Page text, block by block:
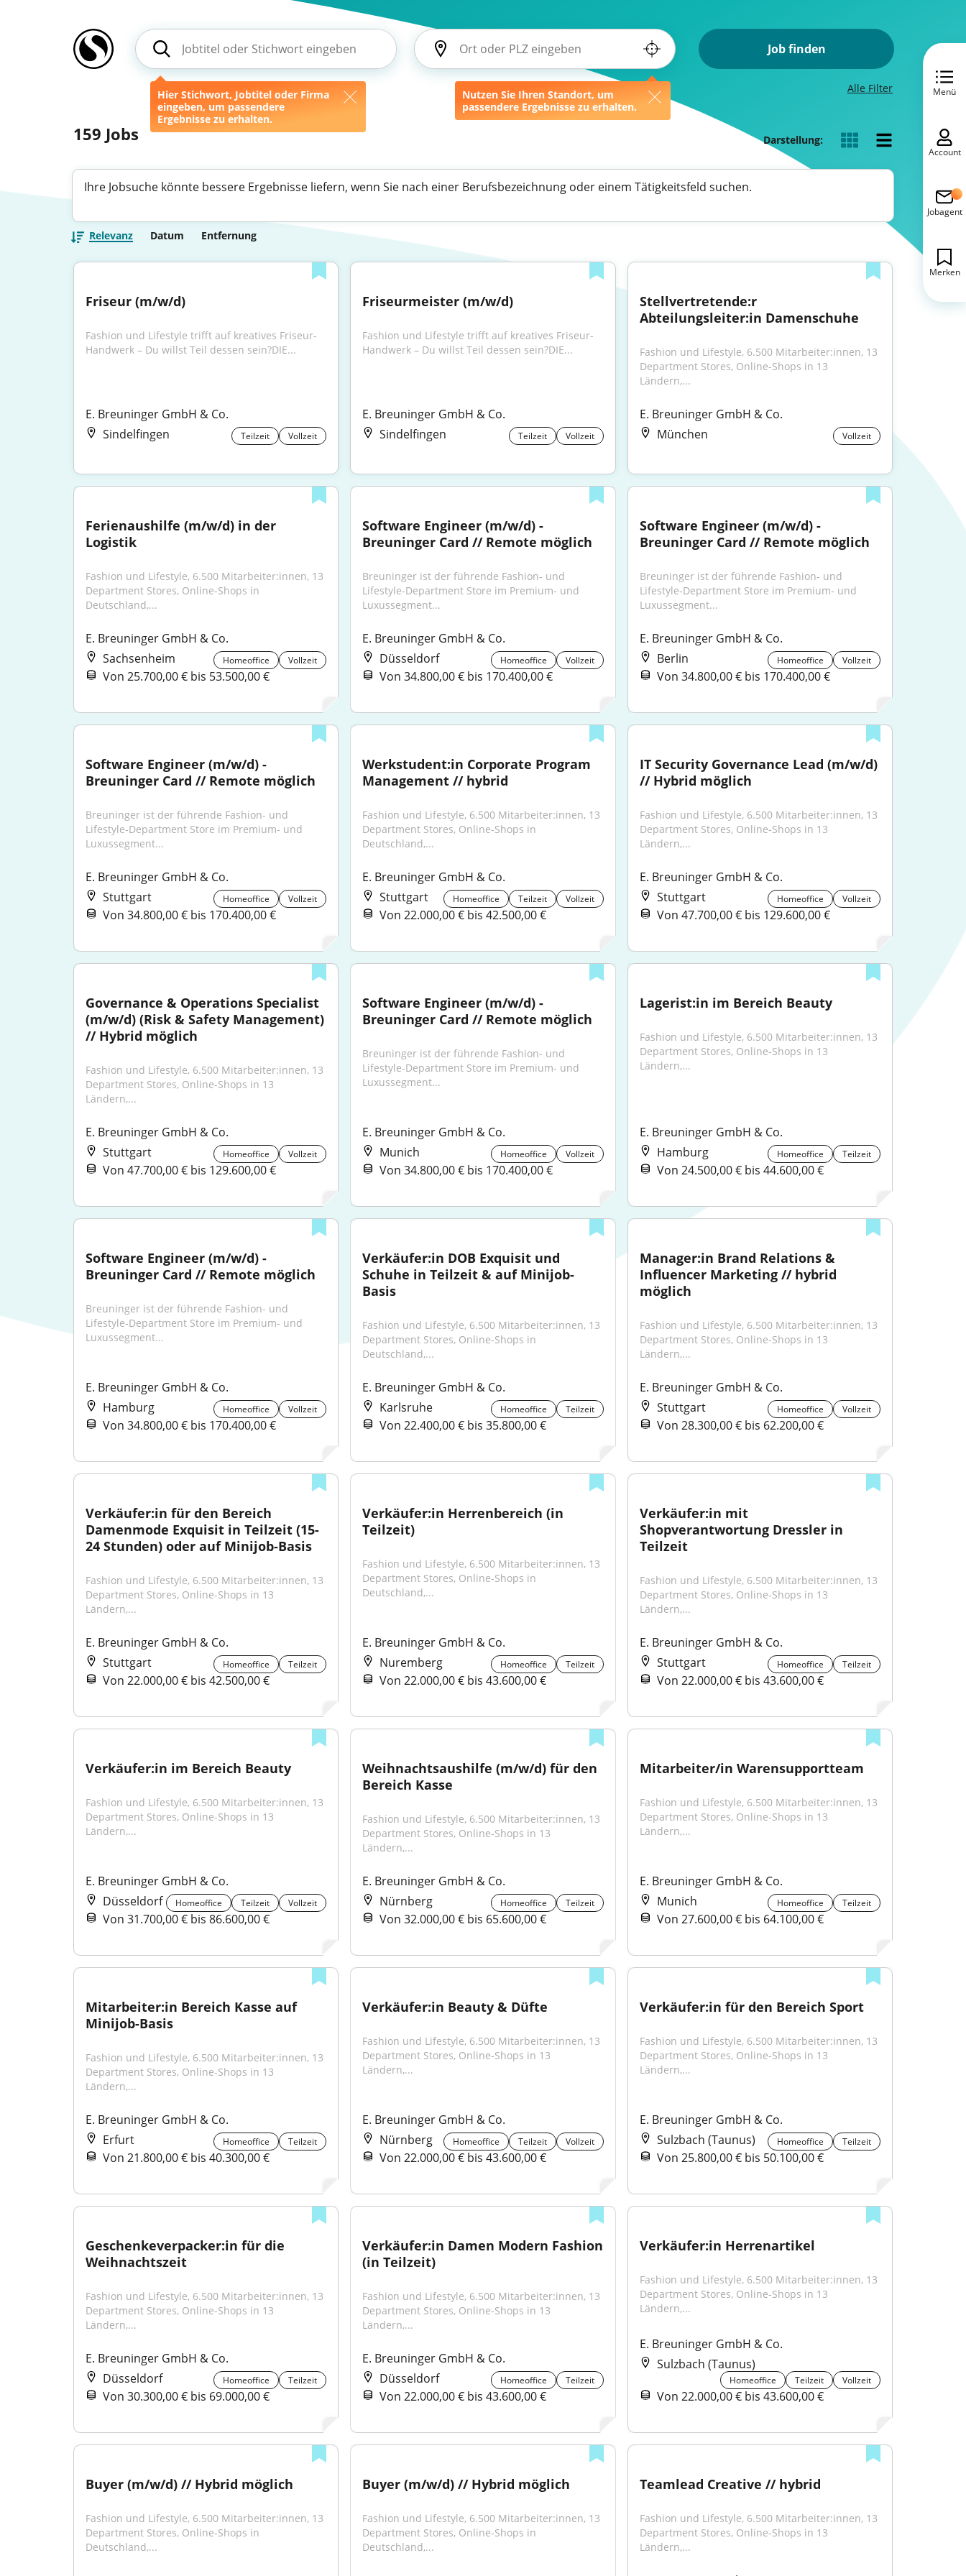
Hier Stichwort, Jobtitel oder Firma
eingeben, um passendere
Ergebnisse zu erhalten.
Nutzen Sie Ihren Standort, um
passendere Ergebnisse zu erhalten.
Job finden
Alle Filter
159 Jobs Darstellung:
Ihre Jobsuche könnte bessere Ergebnisse liefern, wenn Sie nach einer Berufsbezeichnung oder einem Tätigkeitsfeld suchen.
Relevanz Datum Entfernung
Friseur (m/w/d)
Fashion und Lifestyle trifft auf kreatives Friseur-
Handwerk – Du willst Teil dessen sein?DIE...
E. Breuninger GmbH & Co.
Sindelfingen
Teilzeit Vollzeit
Friseurmeister (m/w/d)
Fashion und Lifestyle trifft auf kreatives Friseur-
Handwerk – Du willst Teil dessen sein?DIE...
E. Breuninger GmbH & Co.
Sindelfingen
Teilzeit Vollzeit
Stellvertretende:r
Abteilungsleiter:in Damenschuhe
Fashion und Lifestyle, 6.500 Mitarbeiter:innen, 13
Department Stores, Online-Shops in 13
Ländern,...
E. Breuninger GmbH & Co.
München
Vollzeit
Ferienaushilfe (m/w/d) in der
Logistik
Fashion und Lifestyle, 6.500 Mitarbeiter:innen, 13
Department Stores, Online-Shops in
Deutschland,...
E. Breuninger GmbH & Co.
Sachsenheim
Homeoffice Vollzeit
Von 25.700,00 € bis 53.500,00 €
Software Engineer (m/w/d) -
Breuninger Card // Remote möglich
Breuninger ist der führende Fashion- und
Lifestyle-Department Store im Premium- und
Luxussegment...
E. Breuninger GmbH & Co.
Düsseldorf
Homeoffice Vollzeit
Von 34.800,00 € bis 170.400,00 €
Software Engineer (m/w/d) -
Breuninger Card // Remote möglich
Breuninger ist der führende Fashion- und
Lifestyle-Department Store im Premium- und
Luxussegment...
E. Breuninger GmbH & Co.
Berlin
Homeoffice Vollzeit
Von 34.800,00 € bis 170.400,00 €
Software Engineer (m/w/d) -
Breuninger Card // Remote möglich
Breuninger ist der führende Fashion- und
Lifestyle-Department Store im Premium- und
Luxussegment...
E. Breuninger GmbH & Co.
Stuttgart
Homeoffice Vollzeit
Von 34.800,00 € bis 170.400,00 €
Werkstudent:in Corporate Program
Management // hybrid
Fashion und Lifestyle, 6.500 Mitarbeiter:innen, 13
Department Stores, Online-Shops in
Deutschland,...
E. Breuninger GmbH & Co.
Stuttgart
Homeoffice Teilzeit Vollzeit
Von 22.000,00 € bis 42.500,00 €
IT Security Governance Lead (m/w/d)
// Hybrid möglich
Fashion und Lifestyle, 6.500 Mitarbeiter:innen, 13
Department Stores, Online-Shops in 13
Ländern,...
E. Breuninger GmbH & Co.
Stuttgart
Homeoffice Vollzeit
Von 47.700,00 € bis 129.600,00 €
Governance & Operations Specialist
(m/w/d) (Risk & Safety Management)
// Hybrid möglich
Fashion und Lifestyle, 6.500 Mitarbeiter:innen, 13
Department Stores, Online-Shops in 13
Ländern,...
E. Breuninger GmbH & Co.
Stuttgart
Homeoffice Vollzeit
Von 47.700,00 € bis 129.600,00 €
Software Engineer (m/w/d) -
Breuninger Card // Remote möglich
Breuninger ist der führende Fashion- und
Lifestyle-Department Store im Premium- und
Luxussegment...
E. Breuninger GmbH & Co.
Munich
Homeoffice Vollzeit
Von 34.800,00 € bis 170.400,00 €
Lagerist:in im Bereich Beauty
Fashion und Lifestyle, 6.500 Mitarbeiter:innen, 13
Department Stores, Online-Shops in 13
Ländern,...
E. Breuninger GmbH & Co.
Hamburg
Homeoffice Teilzeit
Von 24.500,00 € bis 44.600,00 €
Software Engineer (m/w/d) -
Breuninger Card // Remote möglich
Breuninger ist der führende Fashion- und
Lifestyle-Department Store im Premium- und
Luxussegment...
E. Breuninger GmbH & Co.
Hamburg
Homeoffice Vollzeit
Von 34.800,00 € bis 170.400,00 €
Verkäufer:in DOB Exquisit und
Schuhe in Teilzeit & auf Minijob-
Basis
Fashion und Lifestyle, 6.500 Mitarbeiter:innen, 13
Department Stores, Online-Shops in
Deutschland,...
E. Breuninger GmbH & Co.
Karlsruhe
Homeoffice Teilzeit
Von 22.400,00 € bis 35.800,00 €
Manager:in Brand Relations &
Influencer Marketing // hybrid
möglich
Fashion und Lifestyle, 6.500 Mitarbeiter:innen, 13
Department Stores, Online-Shops in 13
Ländern,...
E. Breuninger GmbH & Co.
Stuttgart
Homeoffice Vollzeit
Von 28.300,00 € bis 62.200,00 €
Verkäufer:in für den Bereich
Damenmode Exquisit in Teilzeit (15-
24 Stunden) oder auf Minijob-Basis
Fashion und Lifestyle, 6.500 Mitarbeiter:innen, 13
Department Stores, Online-Shops in 13
Ländern,...
E. Breuninger GmbH & Co.
Stuttgart
Homeoffice Teilzeit
Von 22.000,00 € bis 42.500,00 €
Verkäufer:in Herrenbereich (in
Teilzeit)
Fashion und Lifestyle, 6.500 Mitarbeiter:innen, 13
Department Stores, Online-Shops in
Deutschland,...
E. Breuninger GmbH & Co.
Nuremberg
Homeoffice Teilzeit
Von 22.000,00 € bis 43.600,00 €
Verkäufer:in mit
Shopverantwortung Dressler in
Teilzeit
Fashion und Lifestyle, 6.500 Mitarbeiter:innen, 13
Department Stores, Online-Shops in 13
Ländern,...
E. Breuninger GmbH & Co.
Stuttgart
Homeoffice Teilzeit
Von 22.000,00 € bis 43.600,00 €
Verkäufer:in im Bereich Beauty
Fashion und Lifestyle, 6.500 Mitarbeiter:innen, 13
Department Stores, Online-Shops in 13
Ländern,...
E. Breuninger GmbH & Co.
Düsseldorf
Homeoffice Teilzeit Vollzeit
Von 31.700,00 € bis 86.600,00 €
Weihnachtsaushilfe (m/w/d) für den
Bereich Kasse
Fashion und Lifestyle, 6.500 Mitarbeiter:innen, 13
Department Stores, Online-Shops in 13
Ländern,...
E. Breuninger GmbH & Co.
Nürnberg
Homeoffice Teilzeit
Von 32.000,00 € bis 65.600,00 €
Mitarbeiter/in Warensupportteam
Fashion und Lifestyle, 6.500 Mitarbeiter:innen, 13
Department Stores, Online-Shops in 13
Ländern,...
E. Breuninger GmbH & Co.
Munich
Homeoffice Teilzeit
Von 27.600,00 € bis 64.100,00 €
Mitarbeiter:in Bereich Kasse auf
Minijob-Basis
Fashion und Lifestyle, 6.500 Mitarbeiter:innen, 13
Department Stores, Online-Shops in 13
Ländern,...
E. Breuninger GmbH & Co.
Erfurt
Homeoffice Teilzeit
Von 21.800,00 € bis 40.300,00 €
Verkäufer:in Beauty & Düfte
Fashion und Lifestyle, 6.500 Mitarbeiter:innen, 13
Department Stores, Online-Shops in 13
Ländern,...
E. Breuninger GmbH & Co.
Nürnberg
Homeoffice Teilzeit Vollzeit
Von 22.000,00 € bis 43.600,00 €
Verkäufer:in für den Bereich Sport
Fashion und Lifestyle, 6.500 Mitarbeiter:innen, 13
Department Stores, Online-Shops in 13
Ländern,...
E. Breuninger GmbH & Co.
Sulzbach (Taunus)
Homeoffice Teilzeit
Von 25.800,00 € bis 50.100,00 €
Geschenkeverpacker:in für die
Weihnachtszeit
Fashion und Lifestyle, 6.500 Mitarbeiter:innen, 13
Department Stores, Online-Shops in 13
Ländern,...
E. Breuninger GmbH & Co.
Düsseldorf
Homeoffice Teilzeit
Von 30.300,00 € bis 69.000,00 €
Verkäufer:in Damen Modern Fashion
(in Teilzeit)
Fashion und Lifestyle, 6.500 Mitarbeiter:innen, 13
Department Stores, Online-Shops in 13
Ländern,...
E. Breuninger GmbH & Co.
Düsseldorf
Homeoffice Teilzeit
Von 22.000,00 € bis 43.600,00 €
Verkäufer:in Herrenartikel
Fashion und Lifestyle, 6.500 Mitarbeiter:innen, 13
Department Stores, Online-Shops in 13
Ländern,...
E. Breuninger GmbH & Co.
Sulzbach (Taunus)
Homeoffice Teilzeit Vollzeit
Von 22.000,00 € bis 43.600,00 €
Buyer (m/w/d) // Hybrid möglich
Fashion und Lifestyle, 6.500 Mitarbeiter:innen, 13
Department Stores, Online-Shops in
Deutschland,...
Buyer (m/w/d) // Hybrid möglich
Fashion und Lifestyle, 6.500 Mitarbeiter:innen, 13
Department Stores, Online-Shops in
Deutschland,...
Teamlead Creative // hybrid
Fashion und Lifestyle, 6.500 Mitarbeiter:innen, 13
Department Stores, Online-Shops in 13
Ländern,...
Menü
Account
Jobagent
Merken